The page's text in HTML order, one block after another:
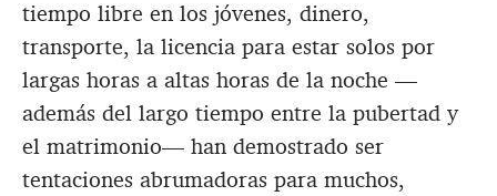
tiempo libre en los jóvenes, dinero,
transporte, la licencia para estar solos por
largas horas a altas horas de la noche —
además del largo tiempo entre la pubertad y
el matrimonio— han demostrado ser
tentaciones abrumadoras para muchos,